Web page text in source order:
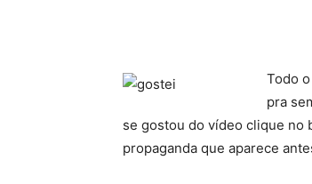
Todo
pra
se gostou do vídeo clique no
propaganda que aparece